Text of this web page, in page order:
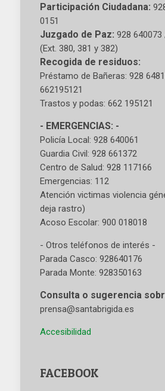
Participación Ciudadana:
0151
Juzgado de Paz: 928 640073
(Ext. 380, 381 y 382)
Recogida de residuos:
Préstamo de Bañeras: 928
662195121
Trastos y podas: 662 195121
- EMERGENCIAS: -
Policía Local: 928 640061
Guardia Civil: 928 661372
Centro de Salud: 928 117166
Emergencias: 112
Atención victimas violencia
deja rastro)
Acoso Escolar: 900 018018
- Otros teléfonos de interés -
Parada Casco: 928640176
Parada Monte: 928350163
Consulta o sugerencia
prensa@santabrigida.es
Accesibilidad
FACEBOOK